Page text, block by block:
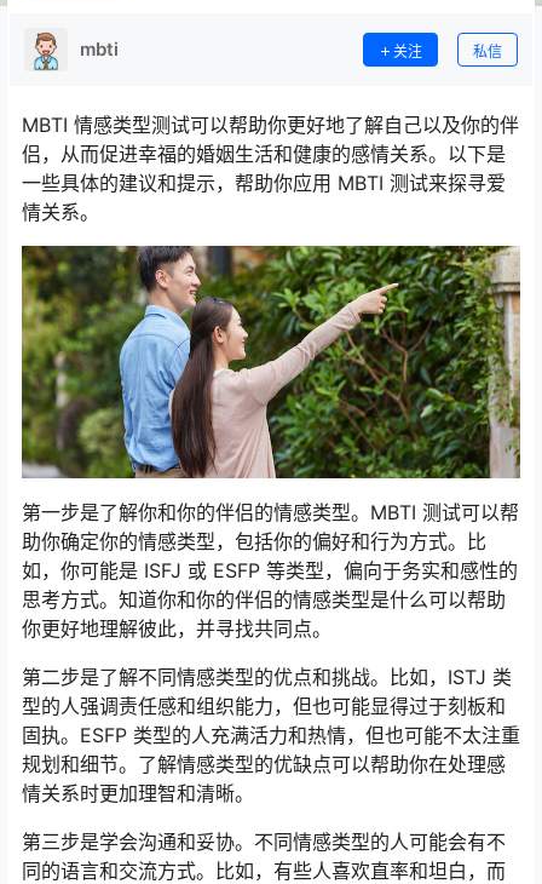
mbti 关注 私信
MBTI 情感类型测试可以帮助你更好地了解自己以及你的伴
侣，从而促进幸福的婚姻生活和健康的感情关系。以下是
一些具体的建议和提示，帮助你应用 MBTI 测试来探寻爱
情关系。
第一步是了解你和你的伴侣的情感类型。MBTI 测试可以帮
助你确定你的情感类型，包括你的偏好和行为方式。比
如，你可能是 ISFJ 或 ESFP 等类型，偏向于务实和感性的
思考方式。知道你和你的伴侣的情感类型是什么可以帮助
你更好地理解彼此，并寻找共同点。
第二步是了解不同情感类型的优点和挑战。比如，ISTJ 类
型的人强调责任感和组织能力，但也可能显得过于刻板和
固执。ESFP 类型的人充满活力和热情，但也可能不太注重
规划和细节。了解情感类型的优缺点可以帮助你在处理感
情关系时更加理智和清晰。
第三步是学会沟通和妥协。不同情感类型的人可能会有不
同的语言和交流方式。比如，有些人喜欢直率和坦白，而